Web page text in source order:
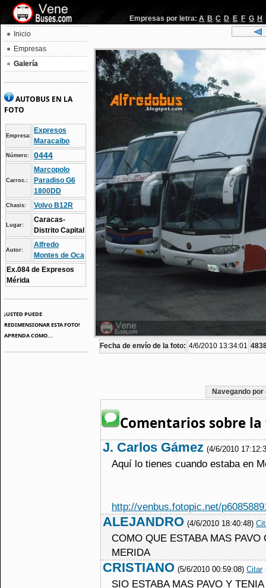
Empresas por letra: A B C D E F G H
Inicio
Empresas
Galería
AUTOBUS EN LA
FOTO
Empresa:
Expresos
Maracaibo
Número: 0444
Carroc.:
Marcopolo
Paradiso G6
1800DD
Chasis: Volvo B12R
Lugar:
Caracas-
Distrito Capital
Autor:
Alfredo
Montes de Oca
Ex.084 de Expresos
Mérida
¡USTED PUEDE
REDIMENSIONAR ESTA FOTO!
APRENDA COMO...
Fecha de envío de la foto: 4/6/2010 13:34:01
Navegando
Comentarios sobre
J. Carlos Gámez (4/6/2010
Aquí lo tienes cuando estaba en
http://venbus.fotopic.net/
ALEJANDRO (4/6/2010 18:40:48)
COMO QUE ESTABA MAS
MERIDA
CRISTIANO (5/6/2010 00:59:08) Citar
SIO ESTABA MAS PAVO Y